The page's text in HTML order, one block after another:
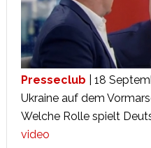
Presseclub | 18
Ukraine auf dem
Welche Rolle spielt
video